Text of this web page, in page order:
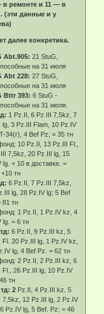
в ремонте и 11 — в
(эти данные и у
далее конкретика.
Abt.905: 21 StuG,
на 31 июля
Abt 228: 27 StuG,
на 31 июля
Bttr 393: 6 StuG -
на 31 июля.
1 Pz.II, 6 Pz.III 7,5kz, 7
lg, 3 Pz.III Flam, 10 Pz.IV
34(r), 4 Bef Pz; = 35 тн
10 Pz.II, 13 Pz.III Fl.,
7,5kz, 20 Pz.III lg, 15
lg. + 10 в доставке. =
тн
6 Pz.II, 7 Pz.III 7,5kz,
lg, 28 Pz.IV lg; 5 Bef
81 тн
1 Pz.II, 1 Pz.IV kz, 4
lg. = 6 тн
6 Pz.II, 9 Pz.III kz, 5
Fl. 20 Pz.III lg, 1 Pz.IV kz,
lg, 4 Bef Pz. = 62 тн
2 Pz.II, 2 Pz.III kz, 6
Fl., 26 Pz.III lg, 10 Pz.IV
тн
2 Pz.II, 4 Pz.III kz, 5
7,5kz, 12 Pz.III lg, 2 Pz.IV
Pz.IV lg, 5 Bef. Pz; = 46